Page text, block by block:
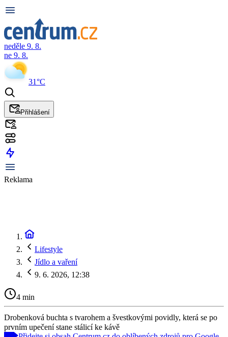
neděle 9. 8.
ne 9. 8.
31°C
Přihlášení
Reklama
Lifestyle
Jídlo a vaření
9. 6. 2026, 12:38
4 min
Drobenková buchta s tvarohem a švestkovými povidly, která se po
prvním upečení stane stálicí ke kávě